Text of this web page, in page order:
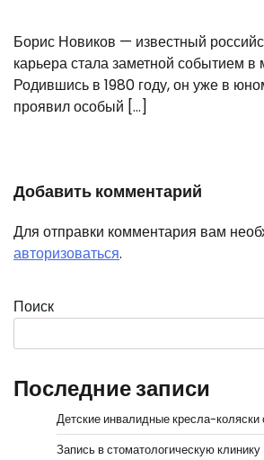
Борис Новиков — известный
карьера стала заметной событием в
Родившись в 1980 году, он уже в
проявил особый […]
Добавить комментарий
Для отправки комментария вам
авторизоваться.
Поиск
Последние записи
Детские инвалидные кресла-
Запись в стоматологическую клинику